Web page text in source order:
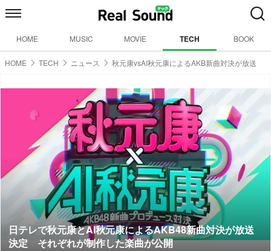
HOME MUSIC MOVIE TECH BOOK
HOME TECH ニュース 秋元康vsAI秋元康によるAKB新曲対決が放送
日テレで秋元康とAI秋元康によるAKB48新曲対決が放送
決定 それぞれが制作した楽曲が公開